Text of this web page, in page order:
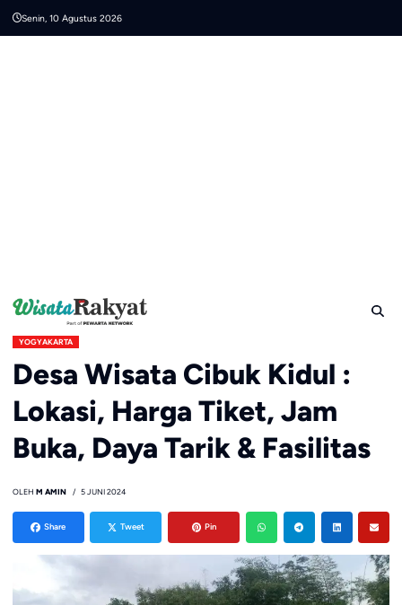
Senin, 10 Agustus 2026
YOGYAKARTA
Desa Wisata Cibuk Kidul :
Lokasi, Harga Tiket, Jam
Buka, Daya Tarik & Fasilitas
OLEH M AMIN 5 JUNI 2024
Share Tweet Pin